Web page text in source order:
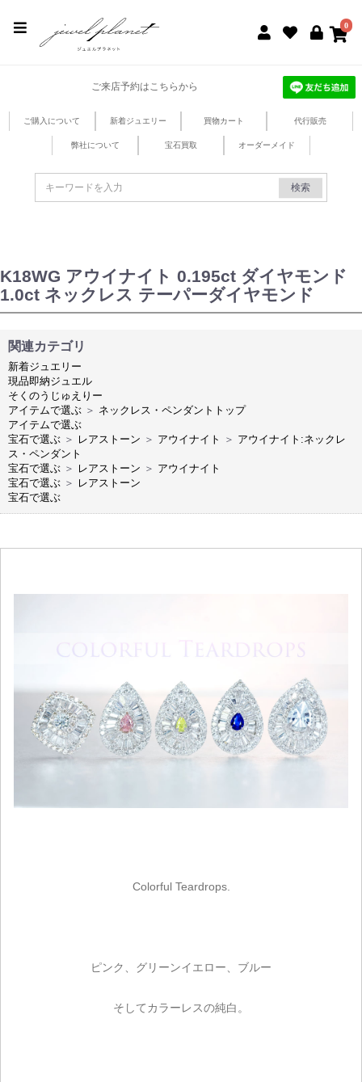
0
ご来店予約はこちらから
ご購入について 新着ジュエリー 買物カート 代行販売
弊社について 宝石買取 オーダーメイド
検索
K18WG アウイナイト 0.195ct ダイヤモンド
1.0ct ネックレス テーパーダイヤモンド
関連カテゴリ
新着ジュエリー
現品即納ジュエル
そくのうじゅえりー
アイテムで選ぶ ＞ ネックレス・ペンダントトップ
アイテムで選ぶ
宝石で選ぶ ＞ レアストーン ＞ アウイナイト ＞ アウイナイト:ネックレ
ス・ペンダント
宝石で選ぶ ＞ レアストーン ＞ アウイナイト
宝石で選ぶ ＞ レアストーン
宝石で選ぶ
Colorful Teardrops.
ピンク、グリーンイエロー、ブルー
そしてカラーレスの純白。